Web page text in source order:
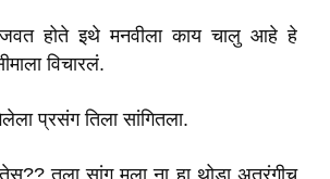
होते इथे मनवीला काय चालु आहे हे
विचारलं.
प्रसंग तिला सांगितला.
तुला सांगु मला ना हा थोडा अतरंगीच